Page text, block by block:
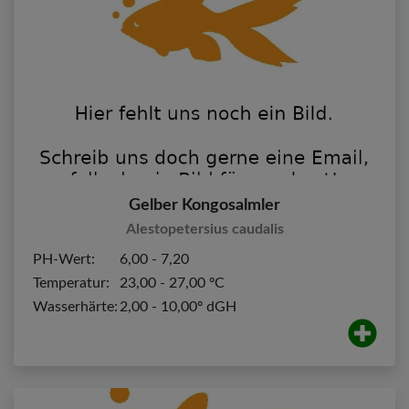
Gelber Kongosalmler
Alestopetersius caudalis
PH-Wert:
6,00 - 7,20
Temperatur:
23,00 - 27,00 ºC
Wasserhärte: 2,00 - 10,00º dGH